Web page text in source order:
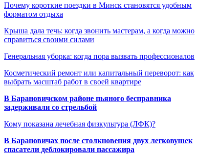
Почему короткие поездки в Минск становятся удобным
форматом отдыха
Крыша дала течь: когда звонить мастерам, а когда можно
справиться своими силами
Генеральная уборка: когда пора вызвать профессионалов
Косметический ремонт или капитальный переворот: как
выбрать масштаб работ в своей квартире
В Барановичском районе пьяного бесправника
задерживали со стрельбой
Кому показана лечебная физкультура (ЛФК)?
В Барановичах после столкновения двух легковушек
спасатели деблокировали пассажира